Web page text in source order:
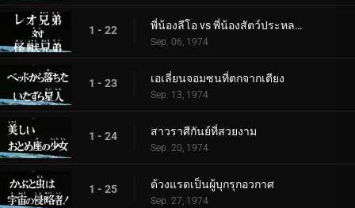
1 - 22 พี่น้องลีโอ vs พี่น้องสัตว์ประหลาด
Sep. 06, 1974
1 - 23 เอเลี่ยนจอมซนที่ตกจากเตียง
Sep. 13, 1974
1 - 24 สาวราศีกันย์ที่สวยงาม
Sep. 20, 1974
1 - 25 ด้วงแรดเป็นผู้บุกรุกอวกาศ
Sep. 27, 1974